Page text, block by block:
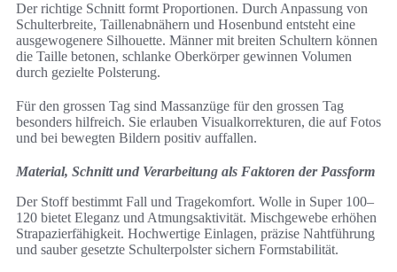
Der richtige Schnitt formt Proportionen. Durch Anpassung von
Schulterbreite, Taillenabnähern und Hosenbund entsteht eine
ausgewogenere Silhouette. Männer mit breiten Schultern können
die Taille betonen, schlanke Oberkörper gewinnen Volumen
durch gezielte Polsterung.
Für den grossen Tag sind Massanzüge für den grossen Tag
besonders hilfreich. Sie erlauben Visualkorrekturen, die auf Fotos
und bei bewegten Bildern positiv auffallen.
Material, Schnitt und Verarbeitung als Faktoren der Passform
Der Stoff bestimmt Fall und Tragekomfort. Wolle in Super 100–
120 bietet Eleganz und Atmungsaktivität. Mischgewebe erhöhen
Strapazierfähigkeit. Hochwertige Einlagen, präzise Nahtführung
und sauber gesetzte Schulterpolster sichern Formstabilität.